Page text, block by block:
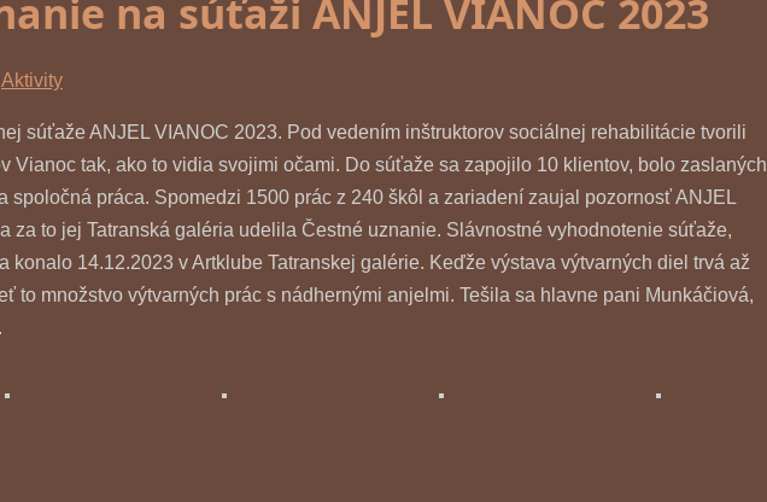
na súťaži ANJEL VIANOC 2023
Aktivity
súťaže ANJEL VIANOC 2023. Pod vedením inštruktorov sociálnej rehabilitácie tvorili
Vianoc tak, ako to vidia svojimi očami. Do súťaže sa zapojilo 10 klientov, bolo zaslaných
spoločná práca. Spomedzi 1500 prác z 240 škôl a zariadení zaujal pozornosť ANJEL
za to jej Tatranská galéria udelila Čestné uznanie. Slávnostné vyhodnotenie súťaže,
konalo 14.12.2023 v Artklube Tatranskej galérie. Keďže výstava výtvarných diel trvá až
to množstvo výtvarných prác s nádhernými anjelmi. Tešila sa hlavne pani Munkáčiová,